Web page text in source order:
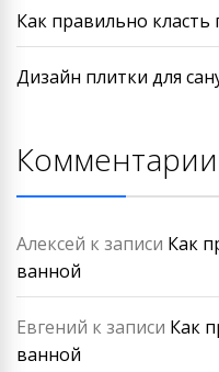
Как правильно класть
Дизайн плитки для
Комментарии
Алексей к записи Как
ванной
Евгений к записи Как
ванной